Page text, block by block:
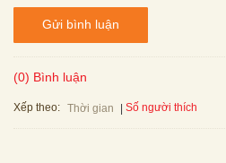
Gửi bình luận
(0) Bình luận
Xếp theo: Thời gian Số người thích